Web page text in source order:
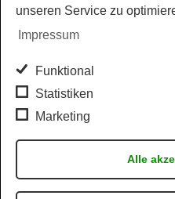
unseren Service zu
Impressum
Funktional
Statistiken
Marketing
Alle